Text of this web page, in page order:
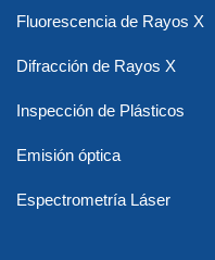
Fluorescencia de Rayos X
Difracción de Rayos X
Inspección de Plásticos
Emisión óptica
Espectrometría Láser